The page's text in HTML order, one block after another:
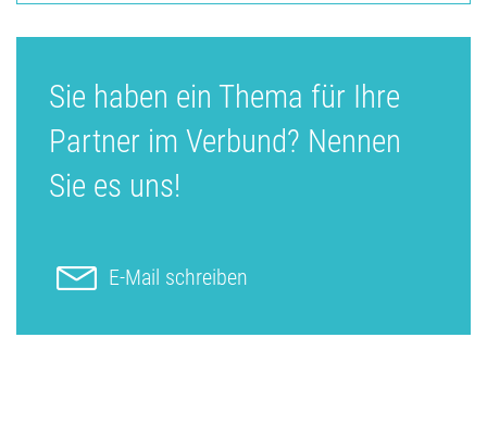
Sie haben ein Thema für Ihre
Partner im Verbund? Nennen
Sie es uns!
E-Mail schreiben